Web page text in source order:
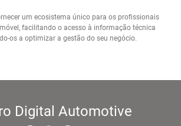
um ecosistema único para os profissionais
facilitando o acesso à informação técnica
os a optimizar a gestão do seu negócio.
Digital Automotive